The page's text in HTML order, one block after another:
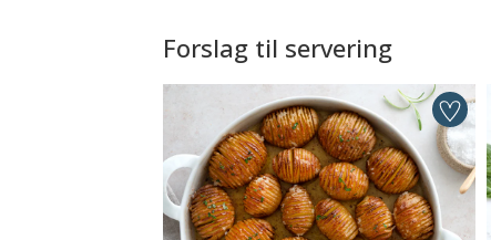
Forslag til servering